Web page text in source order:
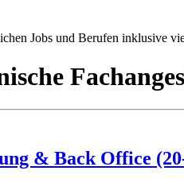
Jobs und Berufen inklusive
& Back Office